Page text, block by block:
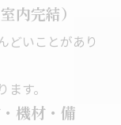
内完結）
どいことがあり
す。
機材・備